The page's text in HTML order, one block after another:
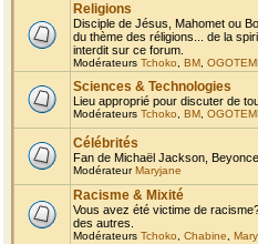
Religions
Disciple de Jésus, Mahomet ou
du thème des réligions... de la
interdit sur ce forum.
Modérateurs Tchoko BM
Sciences & Technologies
Lieu approprié pour discuter de
Modérateurs Tchoko BM
Célébrités
Fan de Michaël Jackson,
ModérateurMaryjane
Racisme & Mixité
Vous avez été victime de
des autres.
Modérateurs Tchoko Chabine